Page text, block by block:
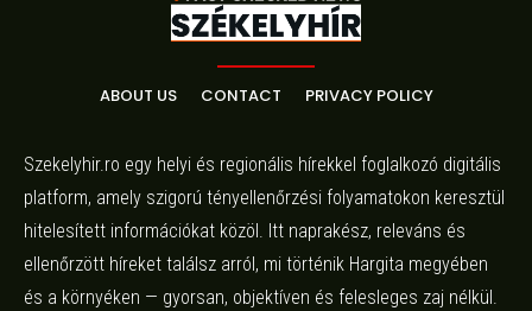
ABOUT US CONTACT PRIVACY POLICY
Szekelyhir.ro egy helyi és regionális hírekkel foglalkozó digitális
platform, amely szigorú tényellenőrzési folyamatokon keresztül
hitelesített információkat közöl. Itt naprakész, releváns és
ellenőrzött híreket találsz arról, mi történik Hargita megyében
és a környéken — gyorsan, objektíven és felesleges zaj nélkül.